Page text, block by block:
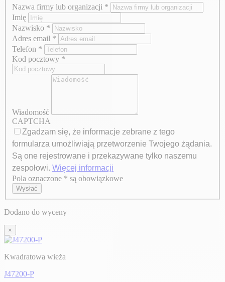
Nazwa firmy lub organizacji *
Imię
Nazwisko *
Adres email *
Telefon *
Kod pocztowy *
Wiadomość
CAPTCHA
Zgadzam się, że informacje zebrane z tego
formularza umożliwiają przetworzenie Twojego żądania.
Są one rejestrowane i przekazywane tylko naszemu
zespołowi. Więcej informacji
Axeptio consent
Pola oznaczone * są obowiązkowe
Wysłać
Dodano do wyceny
×
Kwadratowa wieża
J47200-P